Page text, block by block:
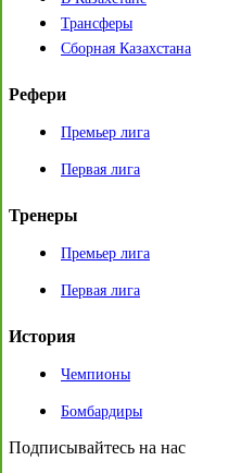
Трансферы
Сборная Казахстана
Рефери
Премьер лига
Первая лига
Тренеры
Премьер лига
Первая лига
История
Чемпионы
Бомбардиры
Подписывайтесь на нас